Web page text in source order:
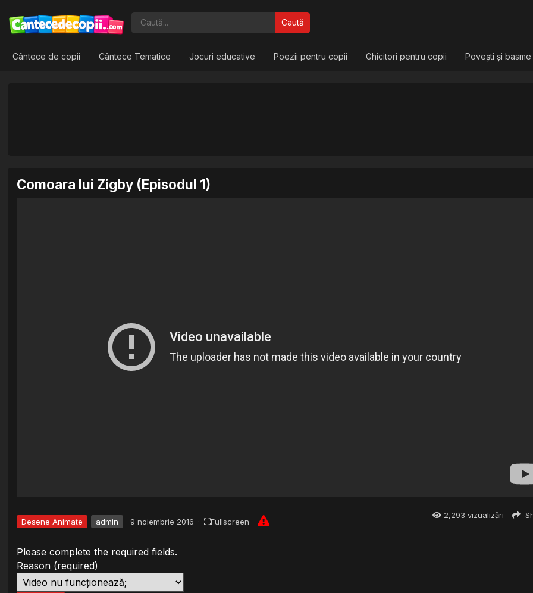
Caută
Cântece de copii Cântece Tematice Jocuri educative Poezii pentru copii Ghicitori pentru copii Povești și
Comoara lui Zigby (Episodul 1)
Desene Animate admin 9 noiembrie 2016 · Fullscreen
2,293 vizualizări
Please complete the required fields.
Reason (required)